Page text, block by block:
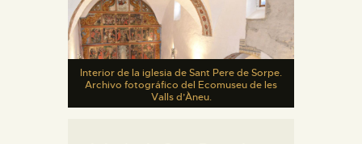
Interior de la iglesia de Sant Pere de Sorpe.
Archivo fotográfico del Ecomuseu de les
Valls d’Àneu.